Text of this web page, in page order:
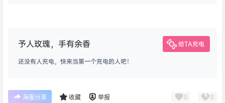
予人玫瑰，手有余香 给TA充电
还没有人充电，快来当第一个充电的人吧！
海报分享 收藏 举报 0 0